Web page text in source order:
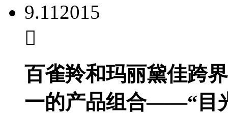
9.112015
百雀羚和玛丽黛佳跨
一的产品组合——“目